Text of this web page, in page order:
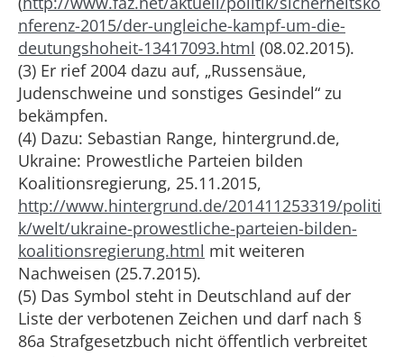
nferenz-2015/der-ungleiche-kampf-um-die-
deutungshoheit-13417093.html (08.02.2015).
(3) Er rief 2004 dazu auf, „Russensäue,
Judenschweine und sonstiges Gesindel“ zu
bekämpfen.
(4) Dazu: Sebastian Range, hintergrund.de,
Ukraine: Prowestliche Parteien bilden
Koalitionsregierung, 25.11.2015,
http://www.hintergrund.de/201411253319/politi
k/welt/ukraine-prowestliche-parteien-bilden-
koalitionsregierung.html mit weiteren
Nachweisen (25.7.2015).
(5) Das Symbol steht in Deutschland auf der
Liste der verbotenen Zeichen und darf nach §
86a Strafgesetzbuch nicht öffentlich verbreitet